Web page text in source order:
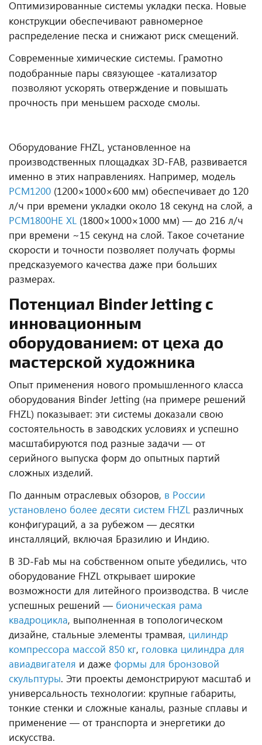
Оптимизированные системы укладки песка. Новые
конструкции обеспечивают равномерное
распределение песка и снижают риск смещений.
Современные химические системы. Грамотно
подобранные пары связующее -катализатор
позволяют ускорять отверждение и повышать
прочность при меньшем расходе смолы.
Оборудование FHZL, установленное на
производственных площадках 3D-FAB, развивается
именно в этих направлениях. Например, модель
PCM1200 (1200×1000×600 мм) обеспечивает до 120
л/ч при времени укладки около 18 секунд на слой, а
PCM1800HE XL (1800×1000×1000 мм) — до 216 л/ч
при времени ~15 секунд на слой. Такое сочетание
скорости и точности позволяет получать формы
предсказуемого качества даже при больших
размерах.
Потенциал BinderJetting с
инновационным
оборудованием: от цеха до
мастерской художника
Опыт применения нового промышленного класса
оборудования Binder Jetting (на примере решений
FHZL) показывает: эти системы доказали свою
состоятельность в заводских условиях и успешно
масштабируются под разные задачи — от
серийного выпуска форм до опытных партий
сложных изделий.
По данным отраслевых обзоров, в России
установлено более десяти систем FHZL различных
конфигураций, а за рубежом — десятки
инсталляций, включая Бразилию и Индию.
В 3D-Fab мы на собственном опыте убедились, что
оборудование FHZL открывает широкие
возможности для литейного производства. В числе
успешных решений — бионическая рама
квадроцикла, выполненная в топологическом
дизайне, стальные элементы трамвая, цилиндр
компрессора массой 850 кг, головка цилиндра для
авиадвигателя и даже формы для бронзовой
скульптуры. Эти проекты демонстрируют масштаб и
универсальность технологии: крупные габариты,
тонкие стенки и сложные каналы, разные сплавы и
применение — от транспорта и энергетики до
искусства.